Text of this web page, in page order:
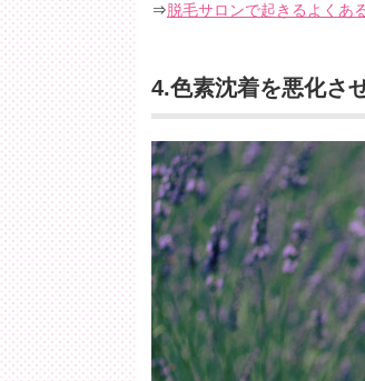
⇒脱毛サロンで起きるよくあ
4.色素沈着を悪化さ